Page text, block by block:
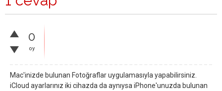
0
oy
Mac'inizde bulunan Fotoğraflar uygulamasıyla yapabilirsiniz.
iCloud ayarlarınız iki cihazda da aynıysa iPhone'unuzda bulunan